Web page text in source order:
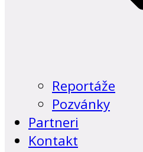
Reportáže
Pozvánky
Partneri
Kontakt